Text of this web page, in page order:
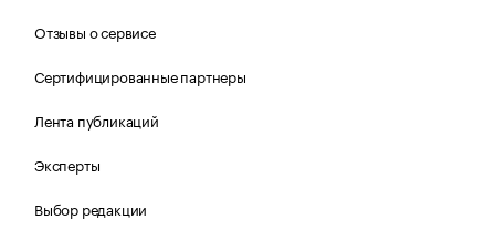
Отзывы о сервисе
Сертифицированные партнеры
Лента публикаций
Эксперты
Выбор редакции